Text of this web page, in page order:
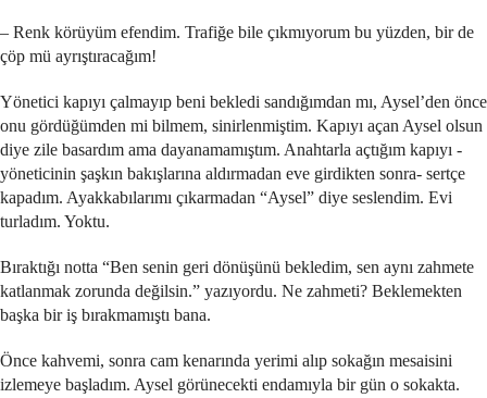
– Renk körüyüm efendim. Trafiğe bile çıkmıyorum bu yüzden, bir de
çöp mü ayrıştıracağım!
Yönetici kapıyı çalmayıp beni bekledi sandığımdan mı, Aysel’den önce
onu gördüğümden mi bilmem, sinirlenmiştim. Kapıyı açan Aysel olsun
diye zile basardım ama dayanamamıştım. Anahtarla açtığım kapıyı -
yöneticinin şaşkın bakışlarına aldırmadan eve girdikten sonra- sertçe
kapadım. Ayakkabılarımı çıkarmadan “Aysel” diye seslendim. Evi
turladım. Yoktu.
Bıraktığı notta “Ben senin geri dönüşünü bekledim, sen aynı zahmete
katlanmak zorunda değilsin.” yazıyordu. Ne zahmeti? Beklemekten
başka bir iş bırakmamıştı bana.
Önce kahvemi, sonra cam kenarında yerimi alıp sokağın mesaisini
izlemeye başladım. Aysel görünecekti endamıyla bir gün o sokakta.